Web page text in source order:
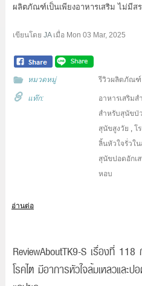
ผลิตภัณฑ์เป็นเพียงอาหารเสริม ไม่มีส
เขียนโดย JAเมื่อ Mon 03 Mar, 2025
หมวดหมู่ รีวิวผลิตภัณฑ์
แท๊ก: อาหารเสริม
สำหรับสุนัขป่
สุนัขสูงวัย ,โ
ลิ้นหัวใจรั่วใ
สุนัขปอดอักเ
หอบ
อ่านต่อ
ReviewAboutTK9-S เรื่องที่ 118
โรคไต มีอาการหัวใจล้มเหลวและ